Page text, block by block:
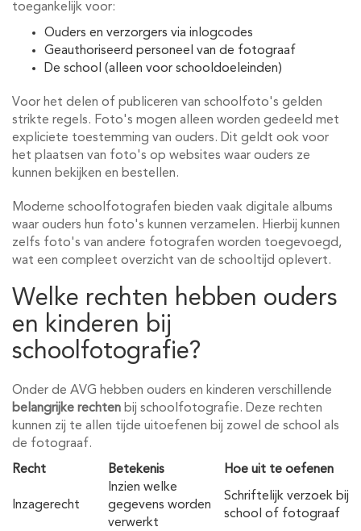
toegankelijk voor:
Ouders en verzorgers via inlogcodes
Geauthoriseerd personeel van de fotograaf
De school (alleen voor schooldoeleinden)
Voor het delen of publiceren van schoolfoto's gelden
strikte regels. Foto's mogen alleen worden gedeeld met
expliciete toestemming van ouders. Dit geldt ook voor
het plaatsen van foto's op websites waar ouders ze
kunnen bekijken en bestellen.
Moderne schoolfotografen bieden vaak digitale albums
waar ouders hun foto's kunnen verzamelen. Hierbij kunnen
zelfs foto's van andere fotografen worden toegevoegd,
wat een compleet overzicht van de schooltijd oplevert.
Welke rechten hebben ouders
en kinderen bij
schoolfotografie?
Onder de AVG hebben ouders en kinderen verschillende
belangrijke rechten bij schoolfotografie. Deze rechten
kunnen zij te allen tijde uitoefenen bij zowel de school als
de fotograaf.
Recht
Betekenis Hoe uit te oefenen
Inzagerecht
Inzien welke
gegevens worden
verwerkt
Schriftelijk verzoek bij
school of fotograaf